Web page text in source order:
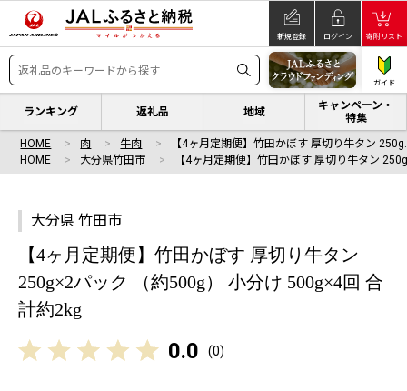
新規登録 ログイン 寄附リスト
ガイド
ランキング 返礼品 地域
キャンペーン・
特集
HOME 肉 牛肉
【4ヶ月定期便】竹田かぼす 厚切り牛タン
HOME
大分県竹田市 【4ヶ月定期便】竹田かぼす 厚切り牛タン
大分県 竹田市
【4ヶ月定期便】竹田かぼす 厚切り牛タン
250g×2パック （約500g） 小分け 500g×4回 合
計約2kg
0.0 (0)